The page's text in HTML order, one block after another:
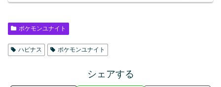
ポケモンユナイト
ハピナス ポケモンユナイト
シェアする